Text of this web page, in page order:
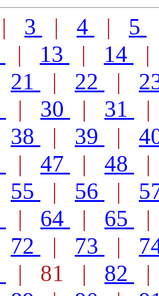
| 3 | 4 | 5
| 13 | 14
21 | 22 |
| 30 | 31
38 | 39 |
| 47 | 48
55 | 56 |
| 64 | 65
72 | 73 |
| 81 | 82